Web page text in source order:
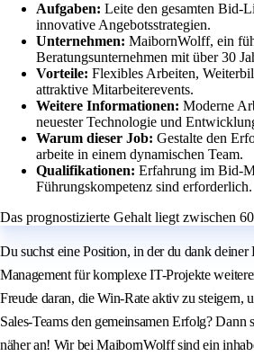
Aufgaben: Leite den gesamten Bid-
innovative Angebotsstrategien.
Unternehmen: MaibornWolff, ein
Beratungsunternehmen mit über 30
Vorteile: Flexibles Arbeiten,
attraktive Mitarbeiterevents.
Weitere Informationen: Moderne
neuester Technologie und
Warum dieser Job: Gestalte den
arbeite in einem dynamischen Team.
Qualifikationen: Erfahrung im Bid-
Führungskompetenz sind erforderlich.
Das prognostizierte Gehalt liegt zwischen
Du suchst eine Position, in der du dank
Management für komplexe IT-Projekte
Freude daran, die Win-Rate aktiv zu steigern,
Sales-Teams den gemeinsamen Erfolg?
näher an! Wir bei MaibornWolff sind ein